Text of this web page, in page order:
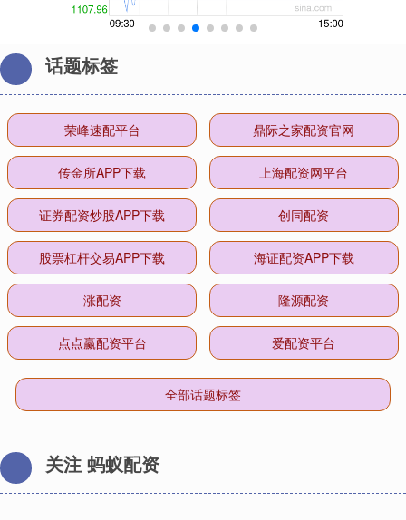
话题标签
荣峰速配平台 鼎际之家配资官网
传金所APP下载 上海配资网平台
证券配资炒股APP下载 创同配资
股票杠杆交易APP下载 海证配资APP下载
涨配资 隆源配资
点点赢配资平台 爱配资平台
全部话题标签
关注 蚂蚁配资